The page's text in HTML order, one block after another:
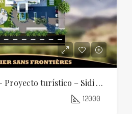
Terreno en venta — Proyecto turístico – Sidi Abdellah Ghiat, Marrakech
12000